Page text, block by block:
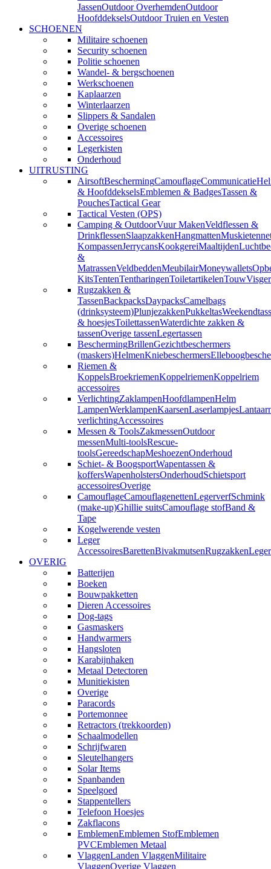
JassenOutdoor OverhemdenOutdoor
HoofddekselsOutdoor Truien en Vesten
SCHOENEN
Militaire schoenen
Security schoenen
Politie schoenen
Wandel- & bergschoenen
Werkschoenen
Kaplaarzen
Winterlaarzen
Slippers & Sandalen
Overige schoenen
Accessoires
Legerkisten
Onderhoud
UITRUSTING
AirsoftBeschermingCamouflageCommunicatie
& HoofddekselsEmblemen & BadgesTassen &
PouchesTactical Gear
Tactical Vesten (OPS)
Camping & OutdoorVuur MakenVeldflessen &
DrinkflessenSlaapzakkenHangmatten
KompassenJerrycansKookgereiMaaltijden
&
MatrassenVeldbeddenMeubilairMoneywallets
KitsTentenTentharingenToiletartikelenTouw
Rugzakken &
TassenBackpacksDaypacksCamelbags
(drinksysteem)PlunjezakkenPukkeltas
& hoesjesToilettassenWaterdichte zakken &
tassenOverige tassenLegertassen
BeschermingBrillenGezichtbeschermers
(maskers)HelmenKniebeschermers
Riemen &
KoppelsBroekriemenKoppelriemenKoppelriem
accessoires
VerlichtingZaklampenHoofdlampenHelm
LampenWerklampenKaarsenLaserlampjes
verlichtingAccessoires
Messen & ToolsZakmessenOutdoor
messenMulti-toolsRescue-
toolsGereedschapMeshoezenOnderhoud
Schiet- & BoogsportWapentassen &
koffersWapenholstersOnderhoudSchietsport
accessoiresOverige
CamouflageCamouflagenettenLegerverfSchmink
(make-up)Ghillie suitsCamouflage stofBand &
Tape
Kogelwerende vesten
Leger
AccessoiresBarettenBivakmutsenRugzakken
OVERIG
Batterijen
Boeken
Bouwpakketten
Dieren Accessoires
Dog-tags
Gasmaskers
Handwarmers
Hangsloten
Karabijnhaken
Metaal Detectoren
Munitiekisten
Overige
Paracords
Portemonnee
Retractors (trekkoorden)
Schaalmodellen
Schrijfwaren
Sleutelhangers
Solar Items
Spanbanden
Speelgoed
Stappentellers
Telefoon Hoesjes
Zakflacons
EmblemenEmblemen StofEmblemen
PVCEmblemen Metaal
VlaggenLanden VlaggenMilitaire
VlaggenOverige Vlaggen